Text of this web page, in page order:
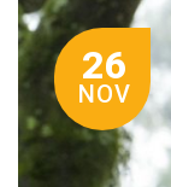
26
NOV